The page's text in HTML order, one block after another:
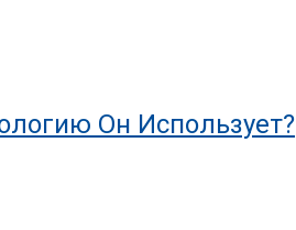
Он Использует?